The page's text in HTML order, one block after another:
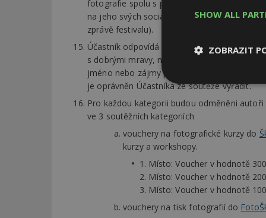
fotografie spolu s popiskem a jménem
na jeho svých sociálních profilech
zprávě festivalu).
Účastník odpovídá za to, že soutěžní
s dobrými mravy, nepropaguje zakázané
jméno nebo zájmy pořadatele. Pokud se
je oprávněn Účastníka ze soutěže vyřadit.
Pro každou kategorii budou odměněni
ve 3 soutěžních kategoriích
vouchery na fotografické kurzy do
kurzy a workshopy.
1. Místo: Voucher v hodnotě
2. Místo: Voucher v hodnotě
3. Místo: Voucher v hodnotě
vouchery na tisk fotografií do
SHOW ALL
ZOBRAZIT
Nezbytně
Nezbytně nutné
Nezbytně nutné
Webové stránky